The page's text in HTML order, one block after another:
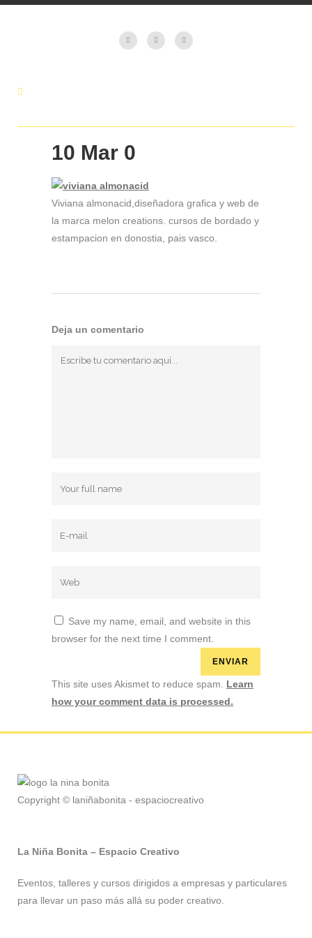
10 Mar 0
Viviana almonacid,diseñadora grafica y web de
la marca melon creations. cursos de bordado y
estampacion en donostia, pais vasco.
Deja un comentario
Save my name, email, and website in this
browser for the next time I comment.
This site uses Akismet to reduce spam. Learn
how your comment data is processed.
Copyright © laniñabonita - espaciocreativo
La Niña Bonita – Espacio Creativo
Eventos, talleres y cursos dirigidos a empresas y particulares
para llevar un paso más allá su poder creativo.